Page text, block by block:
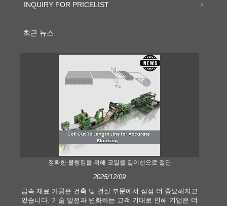
INQUIRY FOR PRICELIST
최근 뉴스
정확한 블랭킹을 위해 코일을 길이선으로 절단
2025/12/09
금속 재료 가공은 건축 및 건설 부문에서 점점 더 중요해지고
있습니다. 기술 발전과 변화하는 고객 기대로 인해 기업은 더